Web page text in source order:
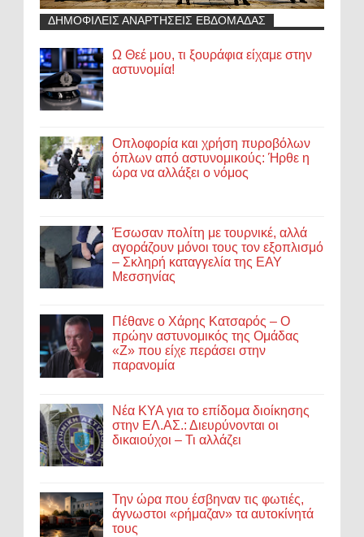
ΔΗΜΟΦΙΛΕΙΣ ΑΝΑΡΤΗΣΕΙΣ ΕΒΔΟΜΑΔΑΣ
Ω Θεέ μου, τι ξουράφια είχαμε στην
αστυνομία!
Οπλοφορία και χρήση πυροβόλων
όπλων από αστυνομικούς: Ήρθε η
ώρα να αλλάξει ο νόμος
Έσωσαν πολίτη με τουρνικέ, αλλά
αγοράζουν μόνοι τους τον εξοπλισμό
– Σκληρή καταγγελία της ΕΑΥ
Μεσσηνίας
Πέθανε ο Χάρης Κατσαρός – Ο
πρώην αστυνομικός της Ομάδας
«Ζ» που είχε περάσει στην
παρανομία
Νέα ΚΥΑ για το επίδομα διοίκησης
στην ΕΛ.ΑΣ.: Διευρύνονται οι
δικαιούχοι – Τι αλλάζει
Την ώρα που έσβηναν τις φωτιές,
άγνωστοι «ρήμαζαν» τα αυτοκίνητά
τους